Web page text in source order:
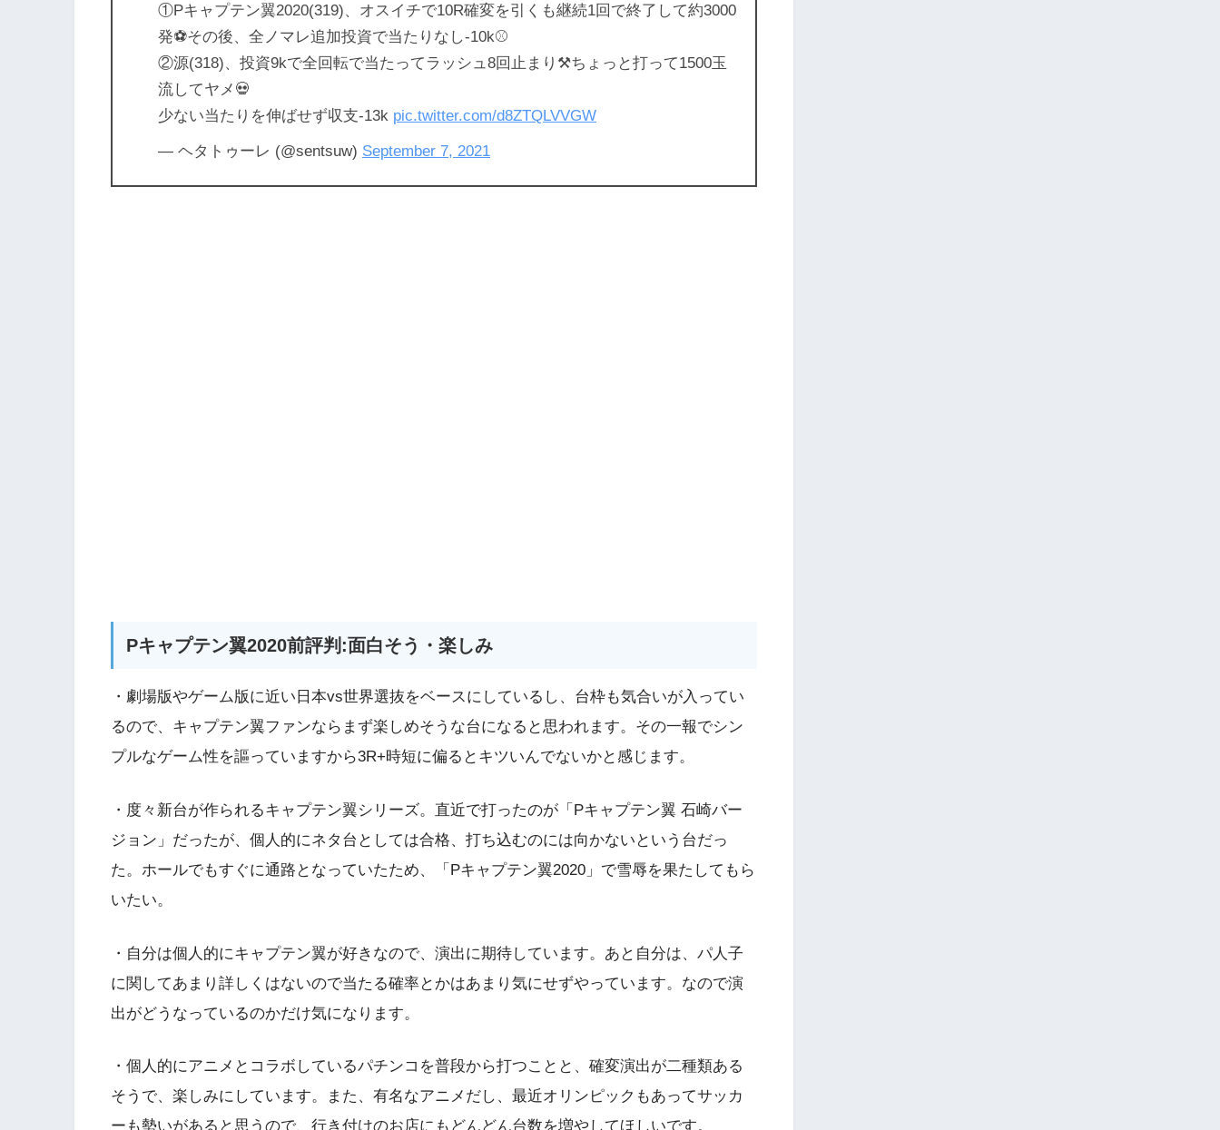
①Pキャプテン翼2020(319)、オスイチで10R確変を引くも継続1回で終了して約3000
発⚽その後、全ノマレ追加投資で当たりなし-10k⚾
②源(318)、投資9kで全回転で当たってラッシュ8回止まり⚒️ちょっと打って1500玉
流してヤメ💀
少ない当たりを伸ばせず収支-13k pic.twitter.com/d8ZTQLVVGW
— ヘタトゥーレ (@sentsuw) September 7, 2021
Pキャプテン翼2020前評判:面白そう・楽しみ
・劇場版やゲーム版に近い日本vs世界選抜をベースにしているし、台枠も気合いが入ってい
るので、キャプテン翼ファンならまず楽しめそうな台になると思われます。その一報でシン
プルなゲーム性を謳っていますから3R+時短に偏るとキツいんでないかと感じます。
・度々新台が作られるキャプテン翼シリーズ。直近で打ったのが「Pキャプテン翼 石崎バー
ジョン」だったが、個人的にネタ台としては合格、打ち込むのには向かないという台だっ
た。ホールでもすぐに通路となっていたため、「Pキャプテン翼2020」で雪辱を果たしてもら
いたい。
・自分は個人的にキャプテン翼が好きなので、演出に期待しています。あと自分は、パ人子
に関してあまり詳しくはないので当たる確率とかはあまり気にせずやっています。なので演
出がどうなっているのかだけ気になります。
・個人的にアニメとコラボしているパチンコを普段から打つことと、確変演出が二種類ある
そうで、楽しみにしています。また、有名なアニメだし、最近オリンピックもあってサッカ
ーも勢いがあると思うので、行き付けのお店にもどんどん台数を増やしてほしいです。